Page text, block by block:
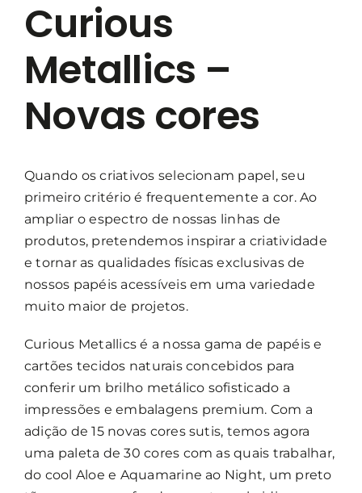
Curious
Metallics –
Novas cores
Quando os criativos selecionam papel, seu
primeiro critério é frequentemente a cor. Ao
ampliar o espectro de nossas linhas de
produtos, pretendemos inspirar a criatividade
e tornar as qualidades físicas exclusivas de
nossos papéis acessíveis em uma variedade
muito maior de projetos.
Curious Metallics é a nossa gama de papéis e
cartões tecidos naturais concebidos para
conferir um brilho metálico sofisticado a
impressões e embalagens premium. Com a
adição de 15 novas cores sutis, temos agora
uma paleta de 30 cores com as quais trabalhar,
do cool Aloe e Aquamarine ao Night, um preto